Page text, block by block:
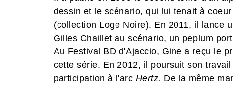
dessin et le scénario, qui lui tenait à
(collection Loge Noire). En 2011, il lance
Gilles Chaillet au scénario, un peplum
Au Festival BD d'Ajaccio, Gine a reçu le
cette série. En 2012, il poursuit son travail
participation à l'arc Hertz. De la même